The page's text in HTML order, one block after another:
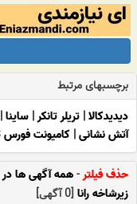
برچسبهای مرتبط
دیدیدکالا| تریلر تانکر| ساینا|
آتش نشانی| کامیونت فورس 8 تن
حذف فیلتر-همه آگهی ها
زیرشاخه رانا [0 آگهی]